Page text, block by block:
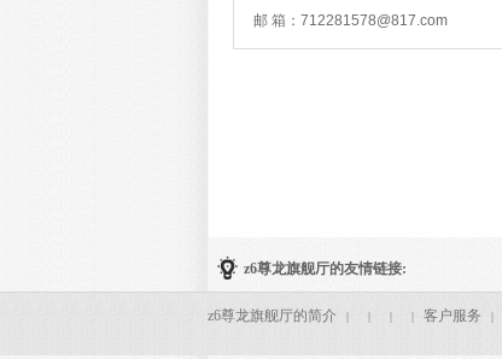
邮 箱： 712281578@817.com
z6尊龙旗舰厅的友情链接:
z6尊龙旗舰厅的简介 | | | | 客户服务 |